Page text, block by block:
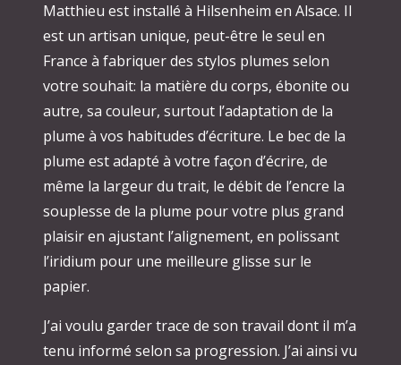
Matthieu est installé à Hilsenheim en Alsace. Il
est un artisan unique, peut-être le seul en
France à fabriquer des stylos plumes selon
votre souhait: la matière du corps, ébonite ou
autre, sa couleur, surtout l’adaptation de la
plume à vos habitudes d’écriture. Le bec de la
plume est adapté à votre façon d’écrire, de
même la largeur du trait, le débit de l’encre la
souplesse de la plume pour votre plus grand
plaisir en ajustant l’alignement, en polissant
l’iridium pour une meilleure glisse sur le
papier.
J’ai voulu garder trace de son travail dont il m’a
tenu informé selon sa progression. J’ai ainsi vu